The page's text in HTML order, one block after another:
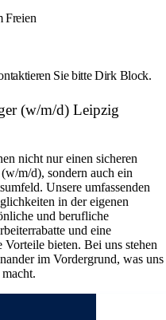
Freien
Sie bitte Dirk Block.
(w/m/d) Leipzig
nicht nur einen sicheren
m/d), sondern auch ein
Unsere umfassenden
in der eigenen
und berufliche
und eine
bieten. Bei uns stehen
im Vordergrund, was uns